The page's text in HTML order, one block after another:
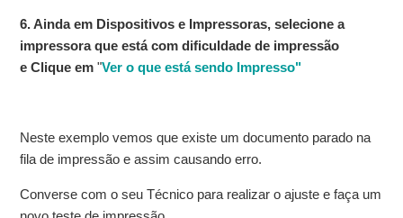
6. Ainda em Dispositivos e Impressoras, selecione a
impressora que está com dificuldade de impressão
e Clique em "Ver o que está sendo Impresso"
Neste exemplo vemos que existe um documento parado na
fila de impressão e assim causando erro.
Converse com o seu Técnico para realizar o ajuste e faça um